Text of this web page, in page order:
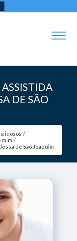
DE SÃO
idosos
mim
de São Joaquim